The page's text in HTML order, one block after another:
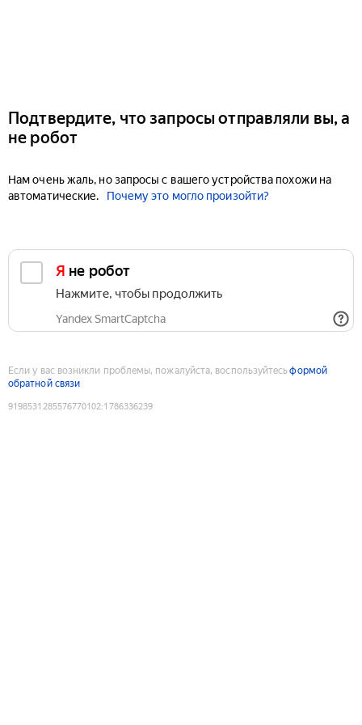
Подтвердите, что запросы отправляли вы, а
не робот
Нам очень жаль, но запросы с вашего устройства похожи на
автоматические.
Почему это могло произойти?
Я не робот
Нажмите, чтобы продолжить
Yandex SmartCaptcha
Если у вас возникли проблемы, пожалуйста, воспользуйтесьформой
обратной связи
9198531285576770102:1786336239